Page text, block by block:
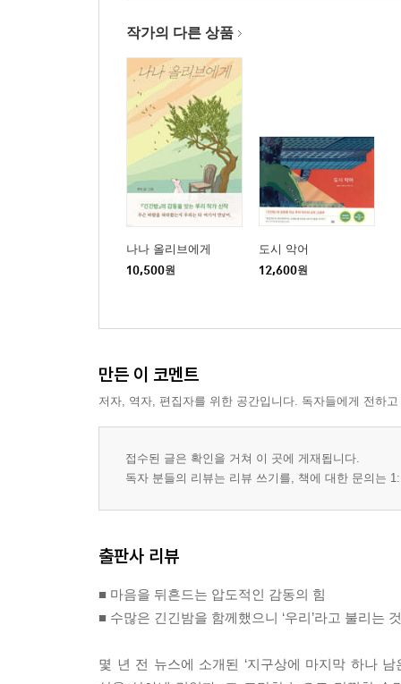
작가의 다른 상품
나나 올리브에게
10,500원
도시 악어
12,600원
만든 이 코멘트
저자, 역자, 편집자를 위한 공간입니다. 독자들에게 전하
접수된 글은 확인을 거쳐 이 곳에 게재됩니다.
독자 분들의 리뷰는 리뷰 쓰기를, 책에 대한 문의는
출판사 리뷰
■ 마음을 뒤흔드는 압도적인 감동의 힘
■ 수많은 긴긴밤을 함께했으니 ‘우리’라고 불리는
몇 년 전 뉴스에 소개된 ‘지구상에 마지막 하나